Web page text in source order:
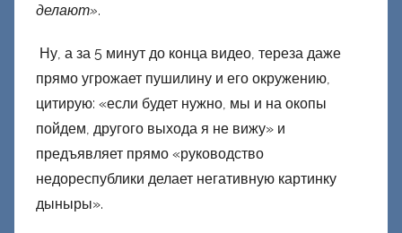
делают».
Ну, а за 5 минут до конца видео, тереза даже
прямо угрожает пушилину и его окружению,
цитирую: «если будет нужно, мы и на окопы
пойдем, другого выхода я не вижу» и
предъявляет прямо «руководство
недореспублики делает негативную картинку
дыныры».